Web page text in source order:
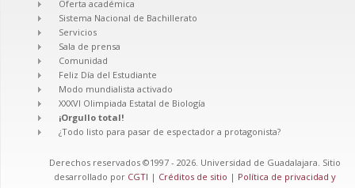
Oferta académica
Sistema Nacional de Bachillerato
Servicios
Sala de prensa
Comunidad
Feliz Día del Estudiante
Modo mundialista activado
XXXVI Olimpiada Estatal de Biología
¡Orgullo total!
¿Todo listo para pasar de espectador a protagonista?
Derechos reservados ©1997 - 2026. Universidad de Guadalajara. Sitio
desarrollado por CGTI | Créditos de sitio | Política de privacidad y